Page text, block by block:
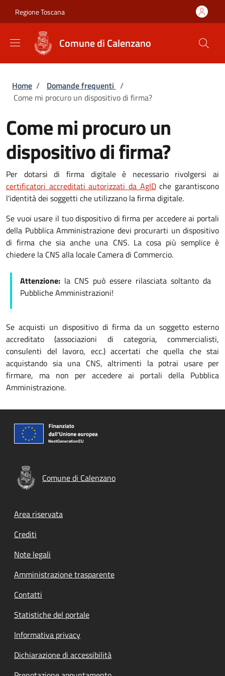
Regione Toscana
Comune di Calenzano
Briciole di pane
Home / Domande frequenti /
Come mi procuro un dispositivo di firma?
Come mi procuro un
dispositivo di firma?
Per dotarsi di firma digitale è necessario rivolgersi ai
certificatori accreditati autorizzati da AgIDche garantiscono
l'identità dei soggetti che utilizzano la firma digitale.
Se vuoi usare il tuo dispositivo di firma per accedere ai portali
della Pubblica Amministrazione devi procurarti un dispositivo
di firma che sia anche una CNS. La cosa più semplice è
chiedere la CNS alla locale Camera di Commercio.
Attenzione: la CNS può essere rilasciata soltanto da
Pubbliche Amministrazioni!
Se acquisti un dispositivo di firma da un soggetto esterno
accreditato (associazioni di categoria, commercialisti,
consulenti del lavoro, ecc.) accertati che quella che stai
acquistando sia una CNS, altrimenti la potrai usare per
firmare, ma non per accedere ai portali della Pubblica
Amministrazione.
Comune di Calenzano
Footer menu
Area riservata
Crediti
Note legali
Amministrazione trasparente
Contatti
Statistiche del portale
Informativa privacy
Dichiarazione di accessibilità